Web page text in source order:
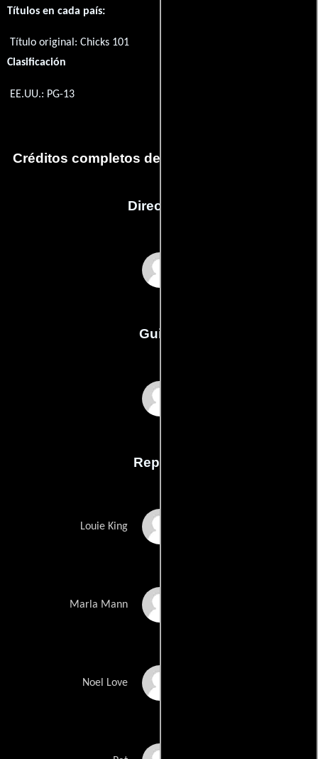
Títulos en cada país:
Título original:Chicks 101
Clasificación
EE.UU.: PG-13
Créditos completos de la película Chicks 101
Dirección
Guión
Reparto
Louie King
Marla Mann
Noel Love